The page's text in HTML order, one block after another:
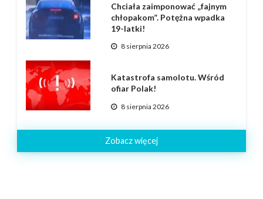
Chciała zaimponować „fajnym
chłopakom”. Potężna wpadka
19-latki!
8 sierpnia 2026
Katastrofa samolotu. Wśród
ofiar Polak!
8 sierpnia 2026
Zobacz więcej